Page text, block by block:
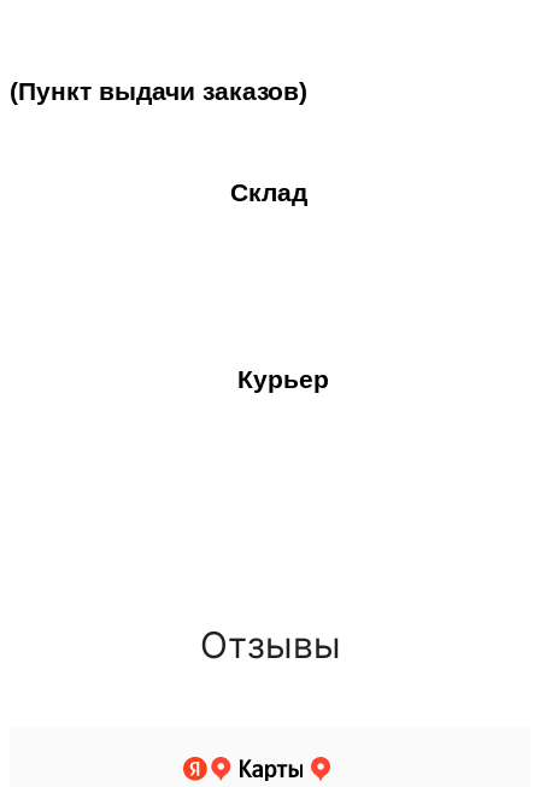
(Пункт выдачи заказов)
Склад
Курьер